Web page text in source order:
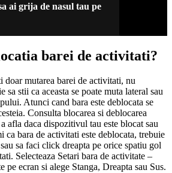
ai grija de nasul tau pe
barei de activitati?
doar mutarea barei de activitati, nu
sa stii ca aceasta se poate muta lateral sau
Atunci cand bara este deblocata se
Consulta blocarea si deblocarea
afla daca dispozitivul tau este blocat sau
ca bara de activitati este deblocata, trebuie
sa faci click dreapta pe orice spatiu gol
Selecteaza Setari bara de activitate –
pe ecran si alege Stanga, Dreapta sau Sus.